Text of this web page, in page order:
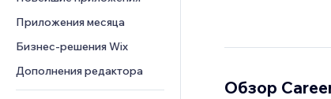
Еда и напитки
Обмен файлами
Новости
Баннеры и значки
Калькуляторы
Комментарии
Телефон
Сообщество
Отзывы и комментарии
Приложения месяца
Бизнес-решения Wix
Дополнения редактора
Обзор